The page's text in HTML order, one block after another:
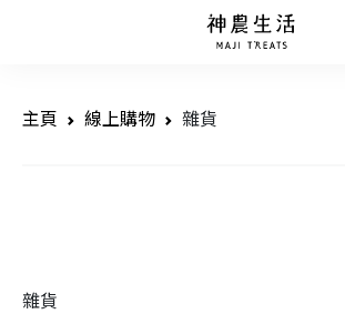
主頁 線上購物 雜貨
雜貨